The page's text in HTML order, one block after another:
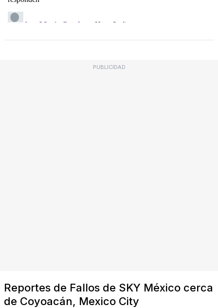
PUBLICIDAD
Reportes de Fallos de SKY México cerca
de Coyoacán, Mexico City